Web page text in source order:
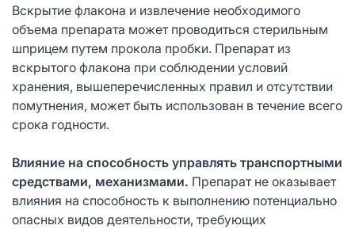
Вскрытие флакона и извлечение необходимого
объема препарата может проводиться стерильным
шприцем путем прокола пробки. Препарат из
вскрытого флакона при соблюдении условий
хранения, вышеперечисленных правил и отсутствии
помутнения, может быть использован в течение всего
срока годности.
Влияние на способность управлять транспортными
средствами, механизмами. Препарат не оказывает
влияния на способность к выполнению потенциально
опасных видов деятельности, требующих